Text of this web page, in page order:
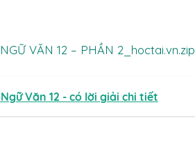
VĂN 12 – PHẦN 2_hoctai.vn.zip
Văn 12 - có lời giải chi tiết